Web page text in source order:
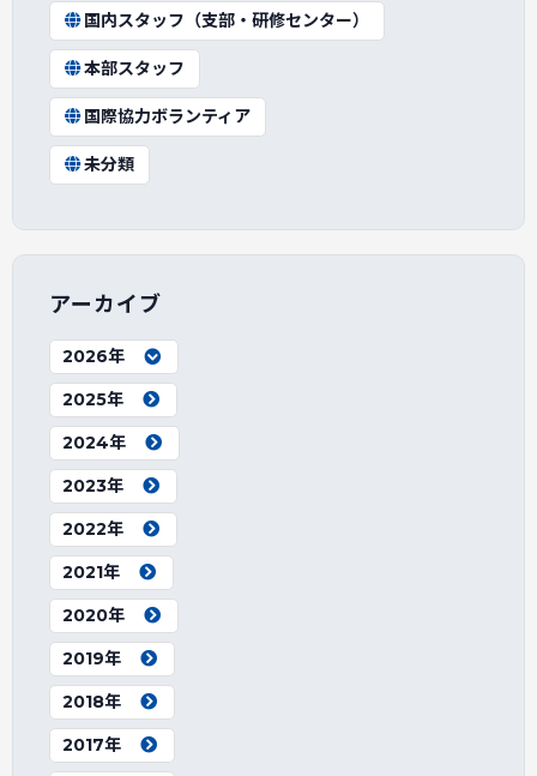
国内スタッフ（支部・研修センター）
本部スタッフ
国際協力ボランティア
未分類
アーカイブ
2026年
2025年
2024年
2023年
2022年
2021年
2020年
2019年
2018年
2017年